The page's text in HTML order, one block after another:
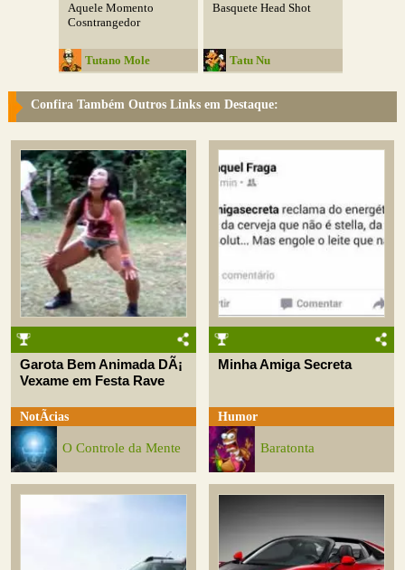
Aquele Momento
Cosntrangedor
Tutano Mole
Basquete Head Shot
Tatu Nu
Confira Também Outros Links em Destaque:
Garota Bem Animada DÃ¡
Vexame em Festa Rave
NotÃ­cias
O Controle da Mente
Minha Amiga Secreta
Humor
Baratonta